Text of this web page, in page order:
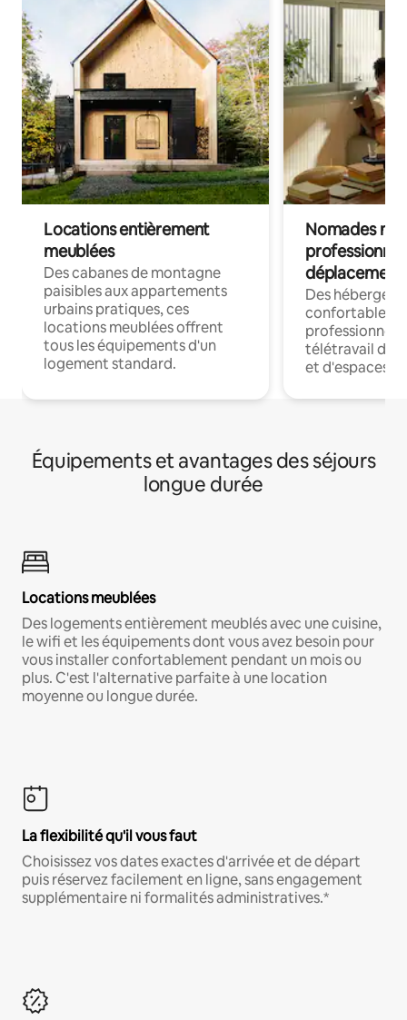
Locations entièrement
meublées
Des cabanes de montagne
paisibles aux appartements
urbains pratiques, ces
locations meublées offrent
tous les équipements d'un
logement standard.
Nomades
déplacement
Des
confortables
professionnels
télétravail
et d'espaces
Équipements et avantages des séjours
longue durée
Locations meublées
Des logements entièrement meublés avec une cuisine,
le wifi et les équipements dont vous avez besoin pour
vous installer confortablement pendant un mois ou
plus. C'est l'alternative parfaite à une location
moyenne ou longue durée.
La flexibilité qu'il vous faut
Choisissez vos dates exactes d'arrivée et de départ
puis réservez facilement en ligne, sans engagement
supplémentaire ni formalités administratives.*